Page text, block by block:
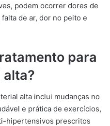
podem ocorrer dores de
de ar, dor no peito e
para
alta inclui mudanças no
e prática de exercícios,
hipertensivos prescritos